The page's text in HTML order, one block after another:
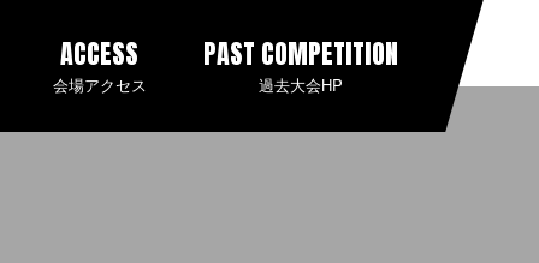
ACCESS
会場アクセス
PAST COMPETITION
過去大会HP